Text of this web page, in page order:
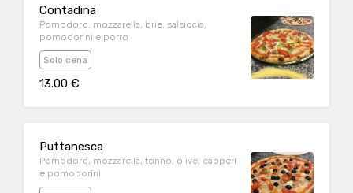
Contadina
Pomodoro, mozzarella, brie, salsiccia,
pomodorini e porro
Solo cena
13.00 €
Puttanesca
Pomodoro, mozzarella, tonno, olive, capperi
e pomodorini